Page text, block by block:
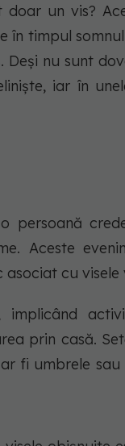
un vis?
timpul
nu sunt
iar în
persoană
Aceste
asociat cu visele
implicând
prin casă.
fi umbrele